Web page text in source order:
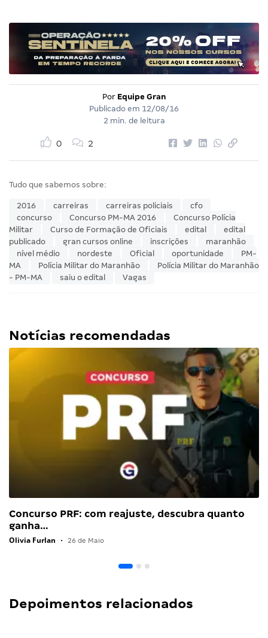
Por Equipe Gran
Publicado em 12/08/16
2 min. de leitura
0 2
Tudo que sabemos sobre:
2016 carreiras carreiras policiais
cfo
concurso
Concurso PM-MA 2016
Concurso Polícia
Militar
Curso de Formação de Oficiais edital
edital
publicado
gran cursos online inscrições
maranhão
nível médio
nordeste Oficial oportunidade
PM-
MA
Polícia Militar do Maranhão
Polícia Militar do Maranhão
- PM-MA
saiu o edital Vagas
Notícias recomendadas
Concurso PRF: com reajuste, descubra quanto
ganha…
Olivia Furlan • 26 de Maio
Depoimentos relacionados